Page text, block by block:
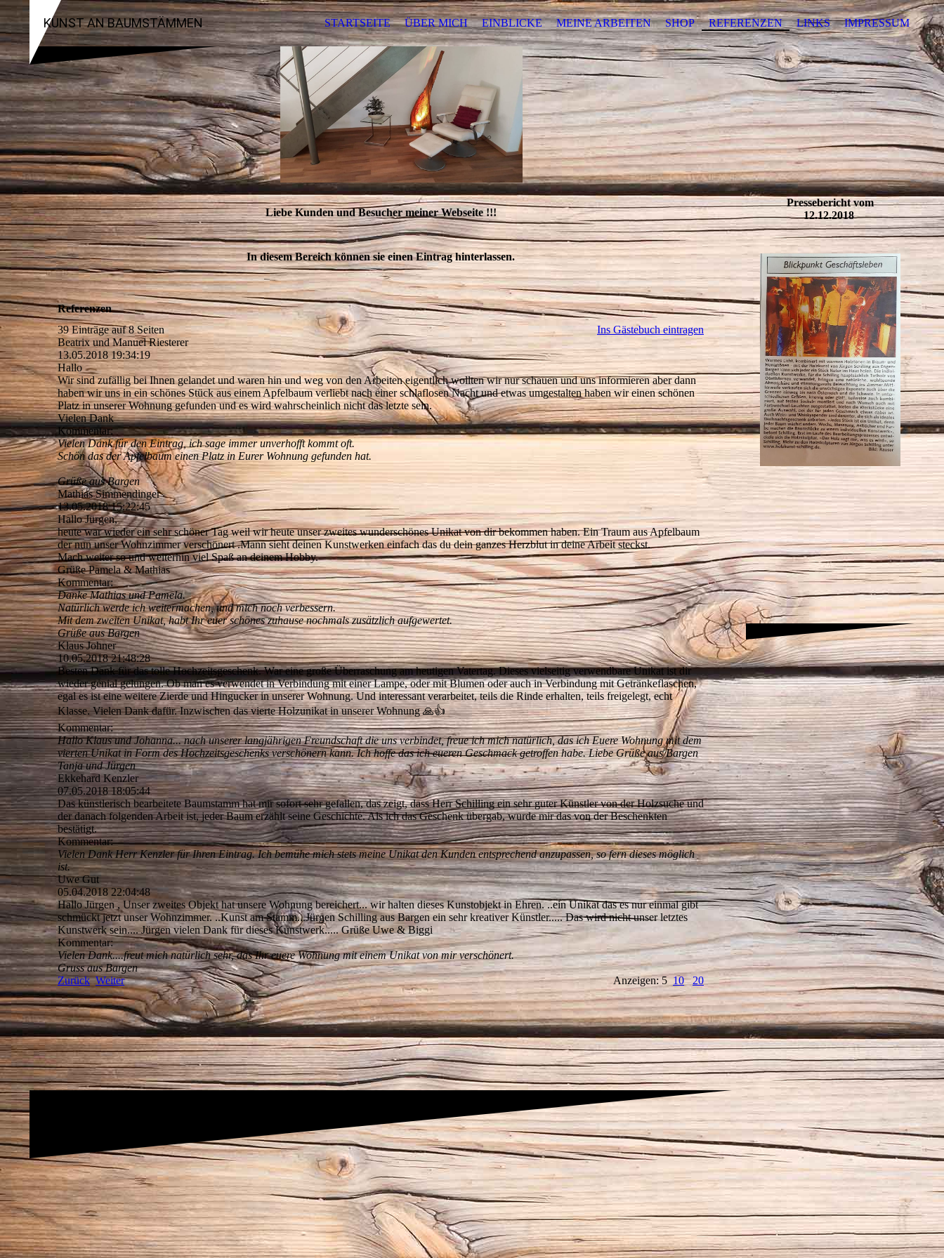
STARTSEITE ÜBER MICH EINBLICKE MEINE ARBEITEN SHOP REFERENZEN LINKS IMPRESSUM
KUNST AN BAUMSTÄMMEN
Liebe Kunden und Besucher meiner Webseite !!!
In diesem Bereich können sie einen Eintrag hinterlassen.
Referenzen
39 Einträge auf 8 Seiten
Ins Gästebuch eintragen
Beatrix und Manuel Riesterer
13.05.2018 19:34:19
Hallo
Wir sind zufällig bei Ihnen gelandet und waren hin und weg von den Arbeiten eigentlich wollten wir nur schauen und uns informieren aber dann
haben wir uns in ein schönes Stück aus einem Apfelbaum verliebt nach einer schlaflosen Nacht und etwas umgestalten haben wir einen schönen
Platz in unserer Wohnung gefunden und es wird wahrscheinlich nicht das letzte sein.
Vielen Dank
Kommentar:
Vielen Dank für den Eintrag, ich sage immer unverhofft kommt oft.
Schön das der Apfelbaum einen Platz in Eurer Wohnung gefunden hat.
Grüße aus Bargen
Mathias Simmendinger
13.05.2018 15:22:45
Hallo Jürgen,
heute war wieder ein sehr schöner Tag weil wir heute unser zweites wunderschönes Unikat von dir bekommen haben. Ein Traum aus Apfelbaum
der nun unser Wohnzimmer verschönert .Mann sieht deinen Kunstwerken einfach das du dein ganzes Herzblut in deine Arbeit steckst.
Mach weiter so und weiterhin viel Spaß an deinem Hobby.
Grüße Pamela & Mathias
Kommentar:
Danke Mathias und Pamela.
Natürlich werde ich weitermachen, und mich noch verbessern.
Mit dem zweiten Unikat, habt Ihr euer schönes zuhause nochmals zusätzlich aufgewertet.
Grüße aus Bargen
Klaus Johner
10.05.2018 21:48:28
Besten Dank für das tolle Hochzeitsgeschenk. War eine große Überraschung am heutigen Vatertag. Dieses vielseitig verwendbare Unikat ist dir
wieder genial gelungen. Ob man es verwendet in Verbindung mit einer Lampe, oder mit Blumen oder auch in Verbindung mit Getränkeflaschen,
egal es ist eine weitere Zierde und Hingucker in unserer Wohnung. Und interessant verarbeitet, teils die Rinde erhalten, teils freigelegt, echt
Klasse. Vielen Dank dafür. Inzwischen das vierte Holzunikat in unserer Wohnung 🙏👍
Kommentar:
Hallo Klaus und Johanna... nach unserer langjährigen Freundschaft die uns verbindet, freue ich mich natürlich, das ich Euere Wohnung mit dem
vierten Unikat in Form des Hochzeitsgeschenks verschönern kann. Ich hoffe das ich eueren Geschmack getroffen habe. Liebe Grüße aus Bargen
Tanja und Jürgen
Ekkehard Kenzler
07.05.2018 18:05:44
Das künstlerisch bearbeitete Baumstamm hat mir sofort sehr gefallen, das zeigt, dass Herr Schilling ein sehr guter Künstler von der Holzsuche und
der danach folgenden Arbeit ist, jeder Baum erzählt seine Geschichte. Als ich das Geschenk übergab, wurde mir das von der Beschenkten
bestätigt.
Kommentar:
Vielen Dank Herr Kenzler für Ihren Eintrag. Ich bemühe mich stets meine Unikat den Kunden entsprechend anzupassen, so fern dieses möglich
ist.
Uwe Gut
05.04.2018 22:04:48
Hallo Jürgen , Unser zweites Objekt hat unsere Wohnung bereichert... wir halten dieses Kunstobjekt in Ehren. ..ein Unikat das es nur einmal gibt
schmückt jetzt unser Wohnzimmer. ..Kunst am Stamm...Jürgen Schilling aus Bargen ein sehr kreativer Künstler..... Das wird nicht unser letztes
Kunstwerk sein.... Jürgen vielen Dank für dieses Kunstwerk..... Grüße Uwe & Biggi
Kommentar:
Vielen Dank....freut mich natürlich sehr, das Ihr euere Wohnung mit einem Unikat von mir verschönert.
Gruss aus Bargen
Zurück Weiter Anzeigen: 510 20
Pressebericht vom
12.12.2018